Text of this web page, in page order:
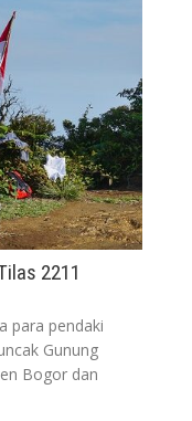
2211
para pendaki
Gunung
Bogor dan